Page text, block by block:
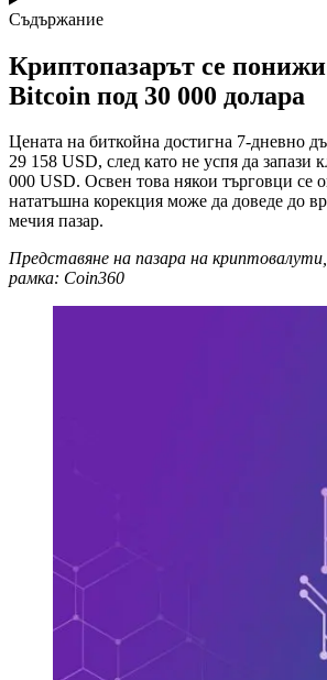
Съдържание
Криптопазарът се
Bitcoin под 30 000 долара
Цената на биткойна достигна 7-дневно
29 158 USD, след като не успя да запази
000 USD. Освен това някои търговци се
нататъшна корекция може да доведе до
мечия пазар.
Представяне на пазара на
рамка: Coin360